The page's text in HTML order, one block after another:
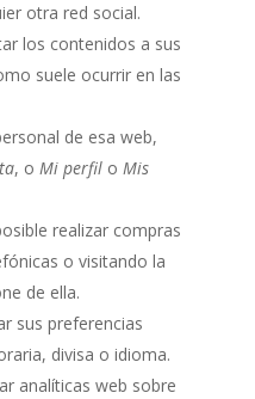
otra red social.
los contenidos a sus
suele ocurrir en las
de esa web,
, o Mi perfilo Mis
realizar compras
o visitando la
de ella.
sus preferencias
divisa o idioma.
analíticas web sobre